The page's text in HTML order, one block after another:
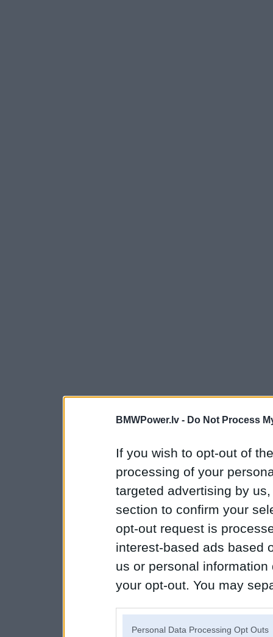
BMWPower.lv - Do Not Process
If you wish to opt-out of
processing of your
targeted advertising by
section to confirm your
opt-out request is
interest-based ads based
us or personal
your opt-out. You may
Personal Data Processing Opt Outs